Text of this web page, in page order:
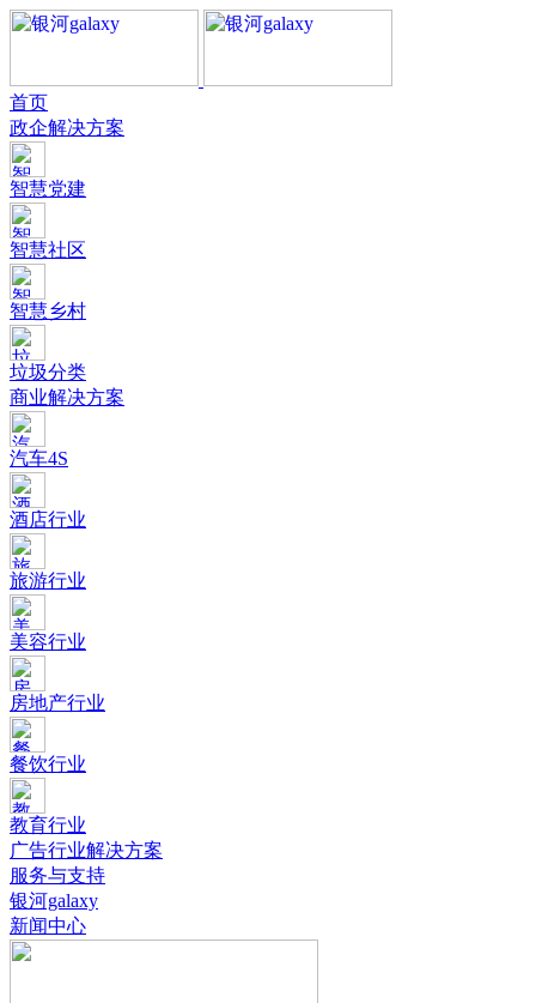
首页
政企解决方案
智慧党建
智慧社区
智慧乡村
垃圾分类
商业解决方案
汽车4S
酒店行业
旅游行业
美容行业
房地产行业
餐饮行业
教育行业
广告行业解决方案
服务与支持
银河galaxy
新闻中心